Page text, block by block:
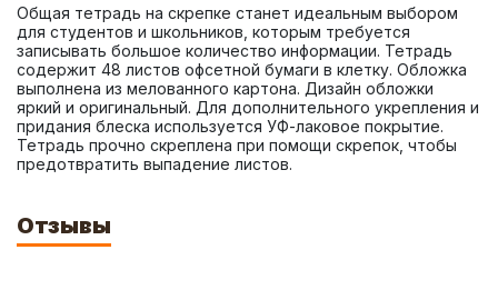
Общая тетрадь на скрепке станет идеальным выбором
для студентов и школьников, которым требуется
записывать большое количество информации. Тетрадь
содержит 48 листов офсетной бумаги в клетку. Обложка
выполнена из мелованного картона. Дизайн обложки
яркий и оригинальный. Для дополнительного укрепления и
придания блеска используется УФ-лаковое покрытие.
Тетрадь прочно скреплена при помощи скрепок, чтобы
предотвратить выпадение листов.
Отзывы